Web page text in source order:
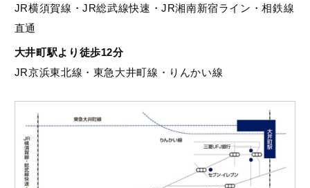
JR横須賀線・JR総武線快速・JR湘南新宿ライン・相鉄線
直通
大井町駅より徒歩12分
JR京浜東北線・東急大井町線・りんかい線